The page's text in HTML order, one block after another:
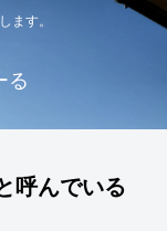
ます。
る
呼んでいる